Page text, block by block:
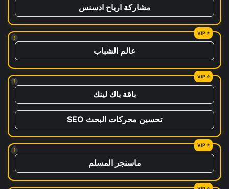
مشاركة ارباح ادسنس
!
عالم الشباب
!
باقة باك لينك
تحسين محركات البحث SEO
!
ماسنجر المسلم